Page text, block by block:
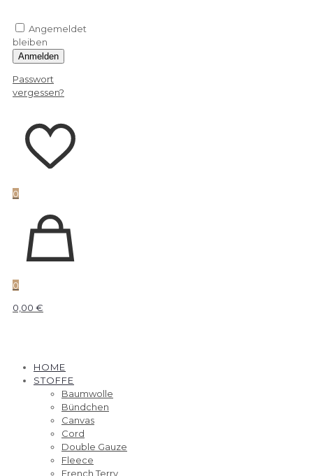
Angemeldet
bleiben
Anmelden
Passwort
vergessen?
0
0
0,00 €
HOME
STOFFE
Baumwolle
Bündchen
Canvas
Cord
Double Gauze
Fleece
French Terry